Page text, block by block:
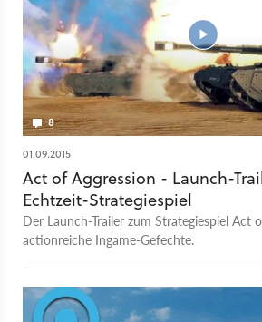
8
01.09.2015
Act of Aggression - Launch-
Echtzeit-Strategiespiel
Der Launch-Trailer zum Strategiespiel Act
actionreiche Ingame-Gefechte.